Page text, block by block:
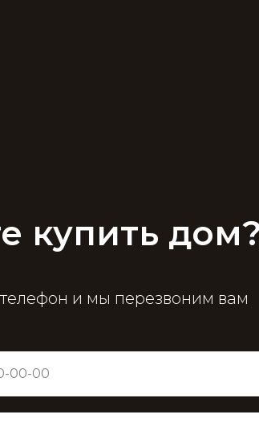
купить
и мы перезвоним вам